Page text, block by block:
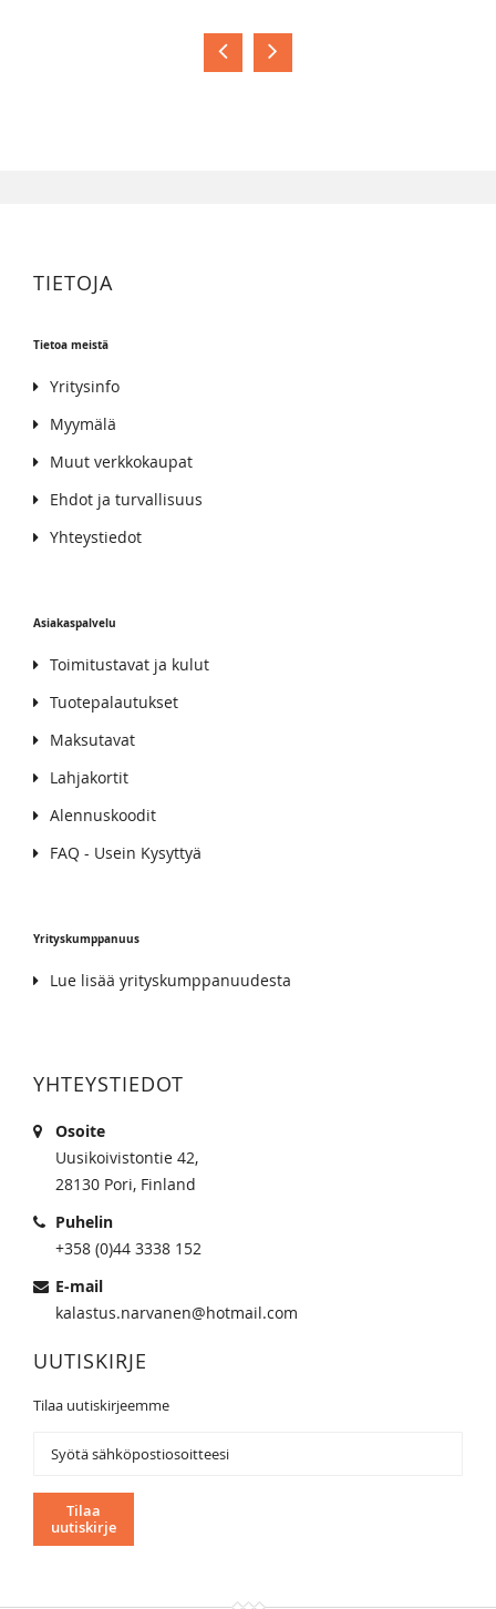
TIETOJA
Tietoa meistä
Yritysinfo
Myymälä
Muut verkkokaupat
Ehdot ja turvallisuus
Yhteystiedot
Asiakaspalvelu
Toimitustavat ja kulut
Tuotepalautukset
Maksutavat
Lahjakortit
Alennuskoodit
FAQ - Usein Kysyttyä
Yrityskumppanuus
Lue lisää yrityskumppanuudesta
YHTEYSTIEDOT
Osoite
Uusikoivistontie 42,
28130 Pori, Finland
Puhelin
+358 (0)44 3338 152
E-mail
kalastus.narvanen@hotmail.com
UUTISKIRJE
Tilaa uutiskirjeemme
uutiskirjeemme:
Tilaa
uutiskirje